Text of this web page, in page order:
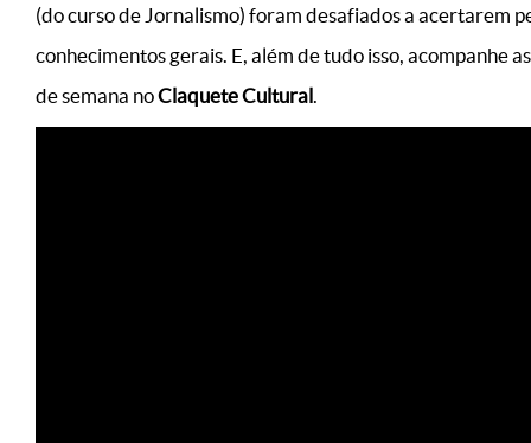
(do curso de Jornalismo) foram desafiados a acertarem
conhecimentos gerais. E, além de tudo isso, acompanhe
de semana noClaquete Cultural.